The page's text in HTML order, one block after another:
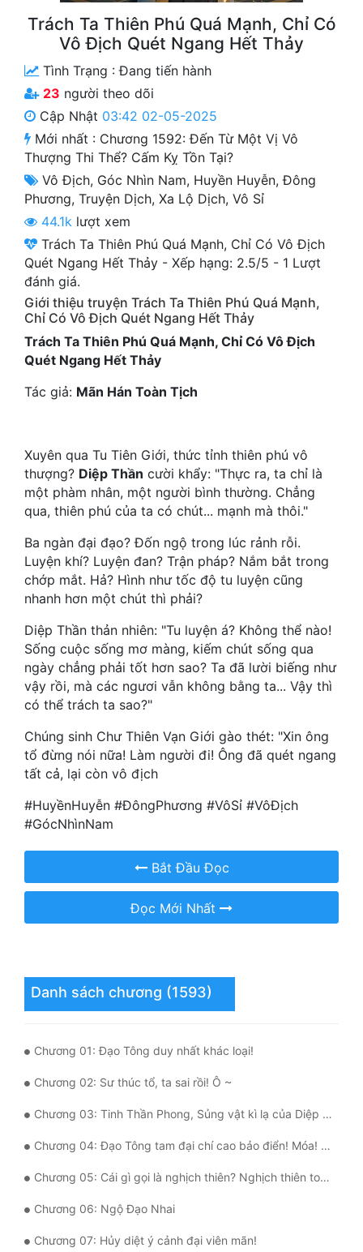
Xa Lộ Dịch
Cung Đấu
Cạnh Kỹ
Cổ Tiên Hiệp
Cổ Đại
Du Hí
Dã Sử
Dị Giới
Dị Năng
Gia Đấu
Góc Nhìn Nam
Góc Nhìn Nữ
Huyền Nghi
Huyền Ảo
Hệ Thống
Học Đường
Khoa Huyễn
Khoa Huyễn Không Gian
Kinh Dị
Kỳ Huyễn
Linh Dị
Làm Giàu
Lịch Sử
Mưu Mô
Mỹ Thực
Ngược
Nữ Cường
Nữ Phụ
Phong Thủy - Tâm Linh
Phương Tây
Phản Phái
Quan Trường
Trách Ta Thiên Phú Quá Mạnh, Chỉ Có
Vô Địch Quét Ngang Hết Thảy
Tình Trạng :Đang tiến hành
23 người theo dõi
Cập Nhật 03:42 02-05-2025
Mới nhất : Chương 1592: Đến Từ Một Vị Vô
Thượng Thi Thể? Cấm Kỵ Tồn Tại?
Vô Địch, Góc Nhìn Nam, Huyền Huyễn,Đông
Phương, Truyện Dịch, Xa Lộ Dịch, Vô Sỉ
44.1k lượt xem
Trách Ta Thiên Phú Quá Mạnh, Chỉ Có Vô Địch
Quét Ngang Hết Thảy - Xếp hạng: 2.5/5 - 1 Lượt
đánh giá.
Giới thiệu truyện Trách Ta Thiên Phú Quá Mạnh,
Chỉ Có Vô Địch Quét Ngang Hết Thảy
Trách Ta Thiên Phú Quá Mạnh, Chỉ Có Vô Địch
Quét Ngang Hết Thảy
Tác giả: Mãn Hán Toàn Tịch
Xuyên qua Tu Tiên Giới, thức tỉnh thiên phú vô
thượng? Diệp Thần cười khẩy: "Thực ra, ta chỉ là
một phàm nhân, một người bình thường. Chẳng
qua, thiên phú của ta có chút... mạnh mà thôi."
Ba ngàn đại đạo? Đốn ngộ trong lúc rảnh rỗi.
Luyện khí? Luyện đan? Trận pháp? Nắm bắt trong
chớp mắt. Hả? Hình như tốc độ tu luyện cũng
nhanh hơn một chút thì phải?
Diệp Thần thản nhiên: "Tu luyện á? Không thể nào!
Sống cuộc sống mơ màng, kiếm chút sống qua
ngày chẳng phải tốt hơn sao? Ta đã lười biếng như
vậy rồi, mà các ngươi vẫn không bằng ta... Vậy thì
có thể trách ta sao?"
Chúng sinh Chư Thiên Vạn Giới gào thét: "Xin ông
tổ đừng nói nữa! Làm người đi! Ông đã quét ngang
tất cả, lại còn vô địch
#HuyềnHuyễn #ĐôngPhương #VôSỉ #VôĐịch
#GócNhìnNam
Bắt Đầu Đọc
Đọc Mới Nhất
Danh sách chương (1593)
Chương 01: Đạo Tông duy nhất khác loại!
Chương 02: Sư thúc tổ, ta sai rồi! Ô ~
Chương 03: Tinh Thần Phong, Sủng vật kì lạ của Diệp Thần!
Chương 04: Đạo Tông tam đại chí cao bảo điển! Móa! Quái vật!
Chương 05: Cái gì gọi là nghịch thiên? Nghịch thiên toàn tài!
Chương 06: Ngộ Đạo Nhai
Chương 07: Hủy diệt ý cảnh đại viên mãn!